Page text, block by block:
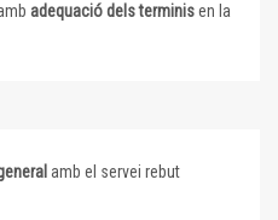
adequació dels terminisen la
amb el servei rebut